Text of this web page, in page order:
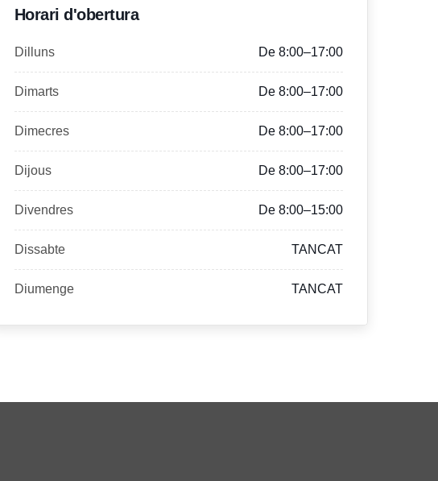
Horari d'obertura
Dilluns De 8:00–17:00
Dimarts De 8:00–17:00
Dimecres De 8:00–17:00
Dijous De 8:00–17:00
Divendres De 8:00–15:00
Dissabte TANCAT
Diumenge TANCAT